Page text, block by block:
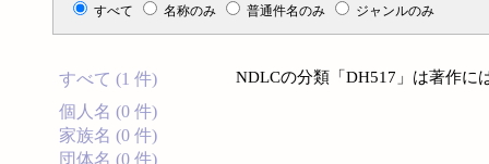
すべて 名称のみ 普通件名のみ ジャンルのみ
すべて (1 件)
個人名 (0 件)
家族名 (0 件)
団体名 (0 件)
NDLCの分類「DH517」は著作に